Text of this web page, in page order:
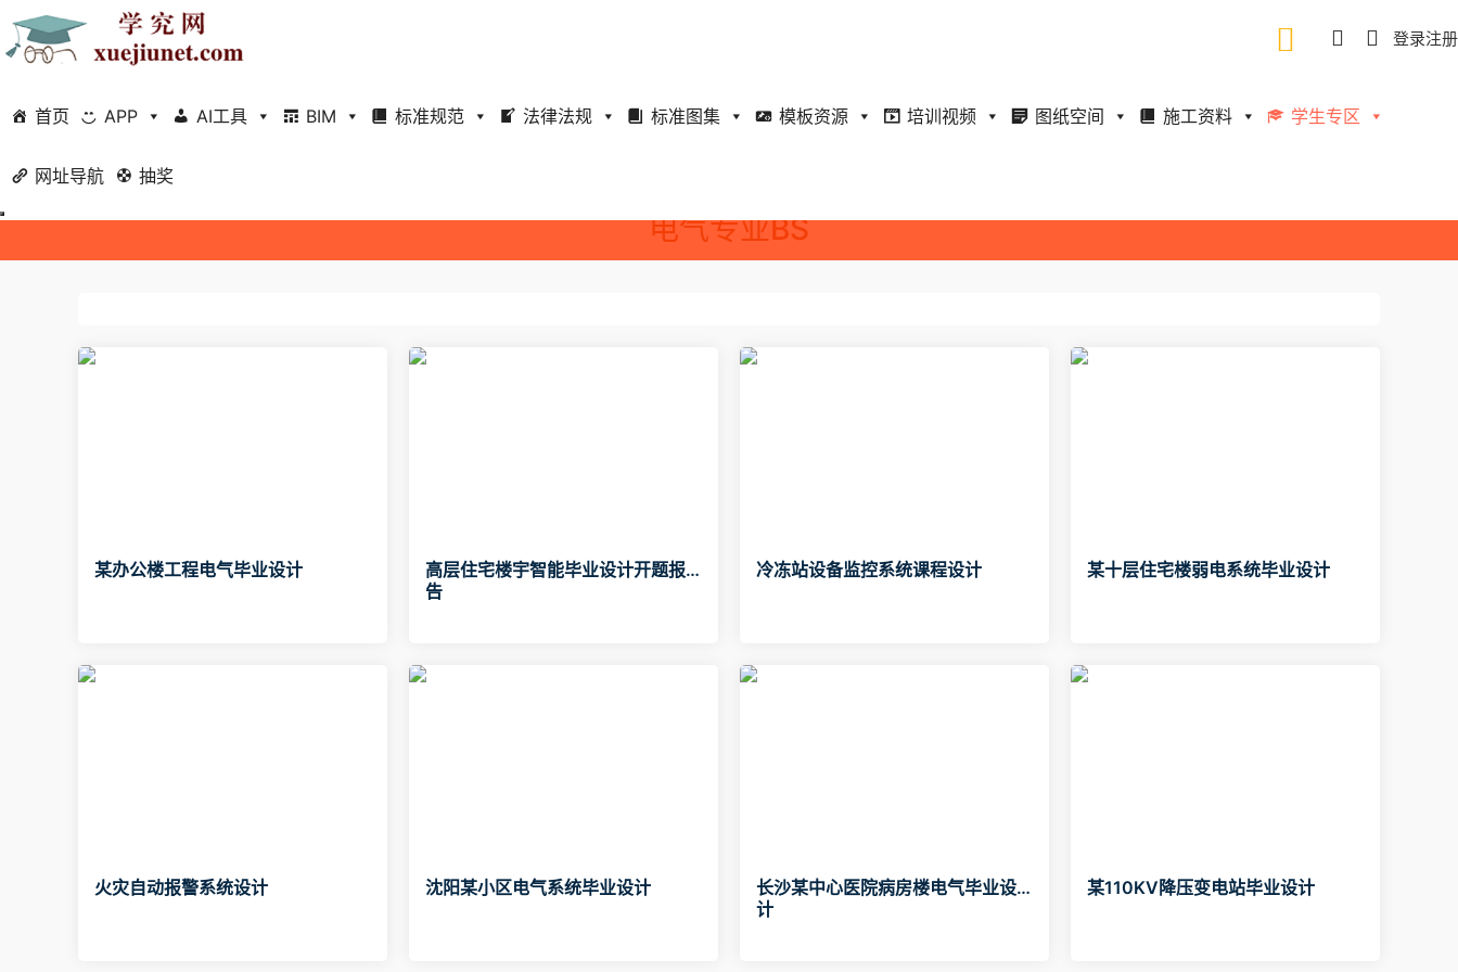
登录注册
首页 APP AI工具 BIM 标准规范 法律法规 标准图集 模板资源 培训视频 图纸空间 施工资料 学生专区
网址导航 抽奖
电气专业BS
某办公楼工程电气毕业设计
高层住宅楼宇智能毕业设计开题报
告
冷冻站设备监控系统课程设计 某十层住宅楼弱电系统毕业设计
火灾自动报警系统设计 沈阳某小区电气系统毕业设计
长沙某中心医院病房楼电气毕业设
计
某110KV降压变电站毕业设计